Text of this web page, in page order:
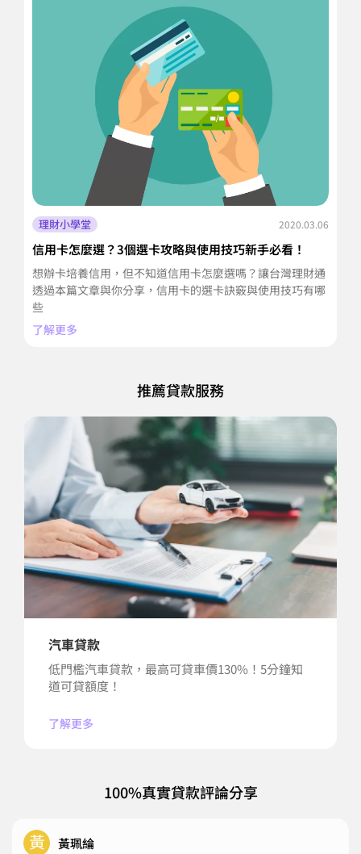
理財小學堂 2020.03.06
信用卡怎麼選？3個選卡攻略與使用技巧新手必看！
想辦卡培養信用，但不知道信用卡怎麼選嗎？讓台灣理財通
透過本篇文章與你分享，信用卡的選卡訣竅與使用技巧有哪
些
了解更多
推薦貸款服務
汽車貸款
低門檻汽車貸款，最高可貸車價130%！5分鐘知
道可貸額度！
了解更多
100%真實貸款評論分享
黃
黃珮綸